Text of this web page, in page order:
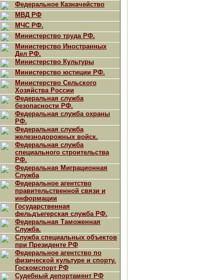
Федеральное Казначейство
МВД РФ
МЧС РФ.
Министерство труда РФ.
Министерство Иностранных
Дел РФ.
Министерство Культуры
Министерство юстиции РФ.
Министерство Сельского
Хозяйства России
Федеральная служба
безопасности РФ.
Федеральная служба охраны
РФ.
Федеральная служба
железнодорожных войск.
Федеральная служба
специального строительства
РФ.
Федеральная Миграционная
Служба
Федеральное агентство
правительственной связи и
информации
Государственная
фельдъегерская служба РФ.
Федеральная Таможенная
Служба.
Служба специальных объектов
при Президенте РФ
Федеральное агентство по
физической культуре и спорту.
Госкомспорт РФ
Судебный депортамент РФ